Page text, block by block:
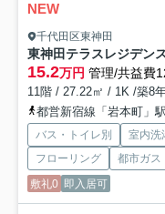
NEW
千代田区東神田
15.2万円 管理/共益費
11階 / 27.22㎡ / 1K /築8
都営新宿線「岩本町」
バス・トイレ別 室内洗
フローリング
都市ガス
敷礼0 即入居可